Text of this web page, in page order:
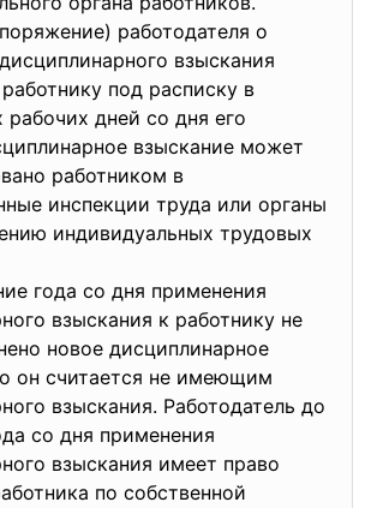
работодателя о
взыскания
под расписку в
рабочих дней со дня его
взыскание может
работником в
инспекции труда или органы
индивидуальных трудовых
года со дня применения
взыскания к работнику не
новое дисциплинарное
он считается не имеющим
взыскания. Работодатель до
со дня применения
взыскания имеет право
по собственной